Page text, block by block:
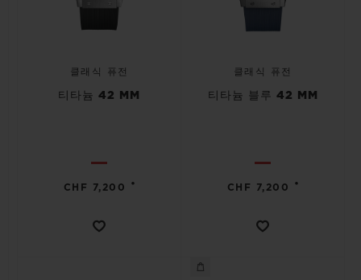
클래식 퓨전
티타늄 42 MM
CHF 7,200 •
클래식 퓨전
티타늄 블루 42 MM
CHF 7,200 •